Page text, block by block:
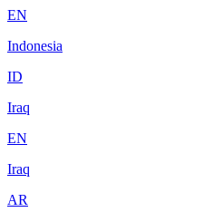
EN
Indonesia
ID
Iraq
EN
Iraq
AR